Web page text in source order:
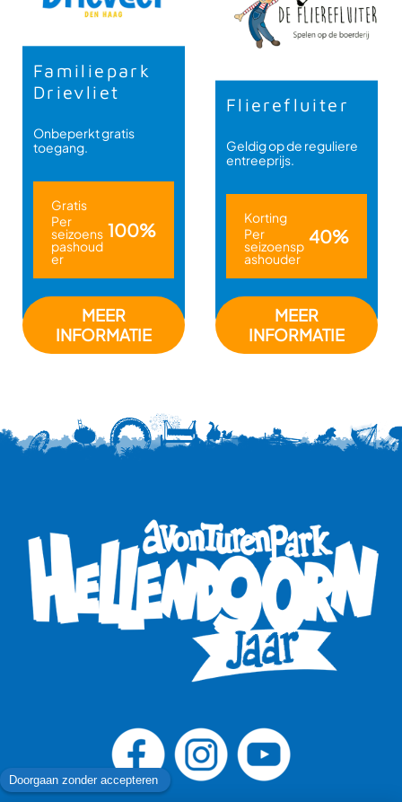
Familiepark
Drievliet
Onbeperkt gratis
toegang.
Gratis
Per
seizoens
pashoud
er
100%
MEER
INFORMATIE
Flierefluiter
Geldig op de reguliere
entreeprijs.
Korting
Per
seizoensp
ashouder
40%
MEER
INFORMATIE